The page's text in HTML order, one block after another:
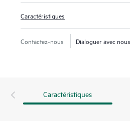
Caractéristiques
Contactez-nous Dialoguer avec nous
Caractéristiques